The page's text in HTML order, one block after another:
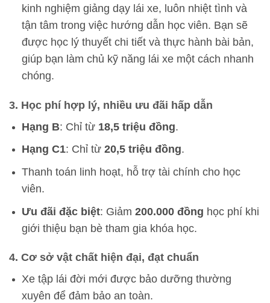
kinh nghiệm giảng dạy lái xe, luôn nhiệt tình và
tận tâm trong việc hướng dẫn học viên. Bạn sẽ
được học lý thuyết chi tiết và thực hành bài bản,
giúp bạn làm chủ kỹ năng lái xe một cách nhanh
chóng.
3. Học phí hợp lý, nhiều ưu đãi hấp dẫn
Hạng B: Chỉ từ 18,5 triệu đồng.
Hạng C1: Chỉ từ 20,5 triệu đồng.
Thanh toán linh hoạt, hỗ trợ tài chính cho học
viên.
Ưu đãi đặc biệt: Giảm 200.000 đồng học phí khi
giới thiệu bạn bè tham gia khóa học.
4. Cơ sở vật chất hiện đại, đạt chuẩn
Xe tập lái đời mới được bảo dưỡng thường
xuyên để đảm bảo an toàn.